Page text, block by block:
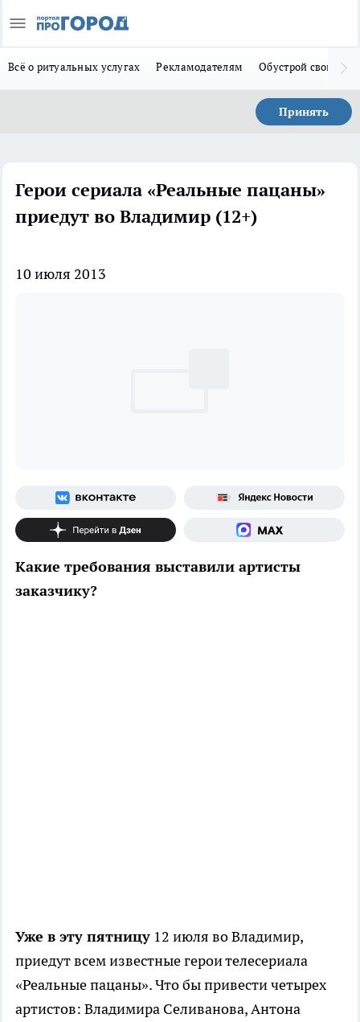
Всё о ритуальных услугах Рекламодателям Обустрой свой дом
Принять
Герои сериала «Реальные пацаны»
приедут во Владимир (12+)
10 июля 2013
Какие требования выставили артисты
заказчику?
Уже в эту пятницу 12 июля во Владимир,
приедут всем известные герои телесериала
«Реальные пацаны». Что бы привести четырех
артистов: Владимира Селиванова, Антона